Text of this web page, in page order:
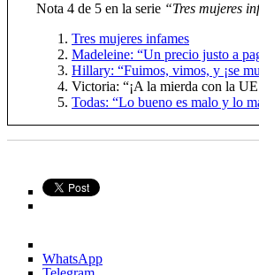
Nota 4 de 5 en la serie “Tres mujeres
Tres mujeres infames
Madeleine: “Un precio justo a
Hillary: “Fuimos, vimos, y ¡se
Victoria: “¡A la mierda con la
Todas: “Lo bueno es malo y lo
WhatsApp